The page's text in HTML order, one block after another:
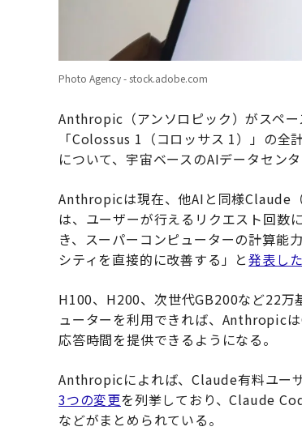
Photo Agency - stock.adobe.com
Anthropic（アンソロピック）がスペー
「Colossus 1（コロッサス 1）」の全
について、宇宙ベースのAIデータセン
Anthropicは現在、他AIと同様Claude
は、ユーザーが行えるリクエスト回数
き、スーパーコンピューターの計算
シティを直接的に改善する」と発表した
H100、H200、次世代GB200など22万
ューターを利用できれば、Anthropic
応答時間を提供できるようになる。
Anthropicによれば、Claude有料ユー
3つの変更を列挙しており、Claude
などがまとめられている。